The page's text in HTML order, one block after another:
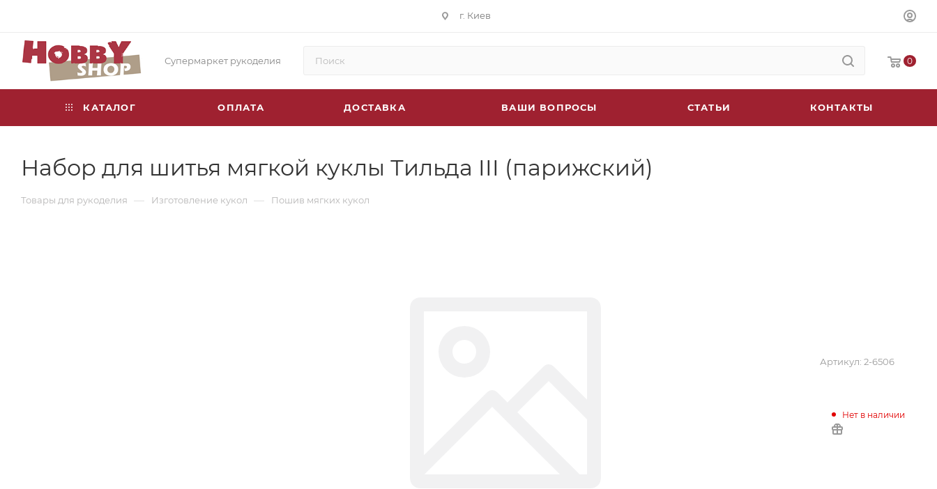
г. Киев
Супермаркет рукоделия 0
КАТАЛОГ ОПЛАТА ДОСТАВКА ВАШИ ВОПРОСЫ СТАТЬИ КОНТАКТЫ
Набор для шитья мягкой куклы Тильда III (парижский)
Товары для рукоделия — Изготовление кукол — Пошив мягких кукол
Артикул: 2-6506
Нет в наличии